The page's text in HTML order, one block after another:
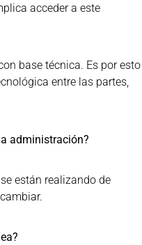
acceder a este
base técnica. Es por esto
entre las partes,
administración?
están realizando de